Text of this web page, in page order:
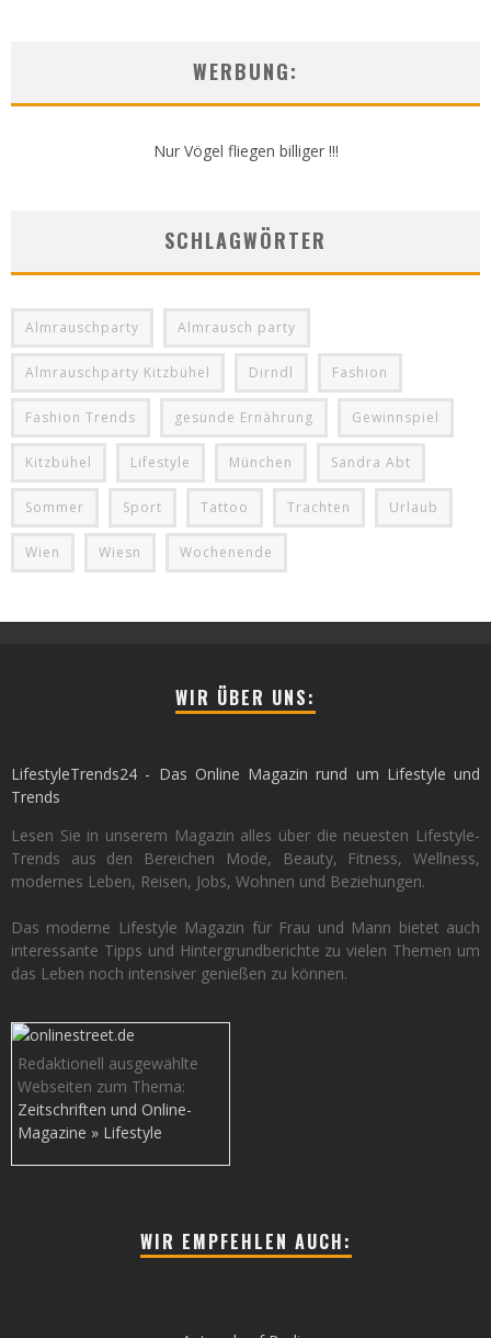
WERBUNG:
Nur Vögel fliegen billiger !!!
SCHLAGWÖRTER
Almrauschparty Almrausch party
Almrauschparty Kitzbühel Dirndl Fashion
Fashion Trends gesunde Ernährung Gewinnspiel
Kitzbühel Lifestyle München Sandra Abt
Sommer Sport Tattoo Trachten Urlaub
Wien Wiesn Wochenende
WIR ÜBER UNS:
LifestyleTrends24 - Das Online Magazin rund um Lifestyle und
Trends
Lesen Sie in unserem Magazin alles über die neuesten Lifestyle-
Trends aus den Bereichen Mode, Beauty, Fitness, Wellness,
modernes Leben, Reisen, Jobs, Wohnen und Beziehungen.
Das moderne Lifestyle Magazin für Frau und Mann bietet auch
interessante Tipps und Hintergrundberichte zu vielen Themen um
das Leben noch intensiver genießen zu können.
Redaktionell ausgewählte
Webseiten zum Thema:
Zeitschriften und Online-
Magazine » Lifestyle
WIR EMPFEHLEN AUCH: